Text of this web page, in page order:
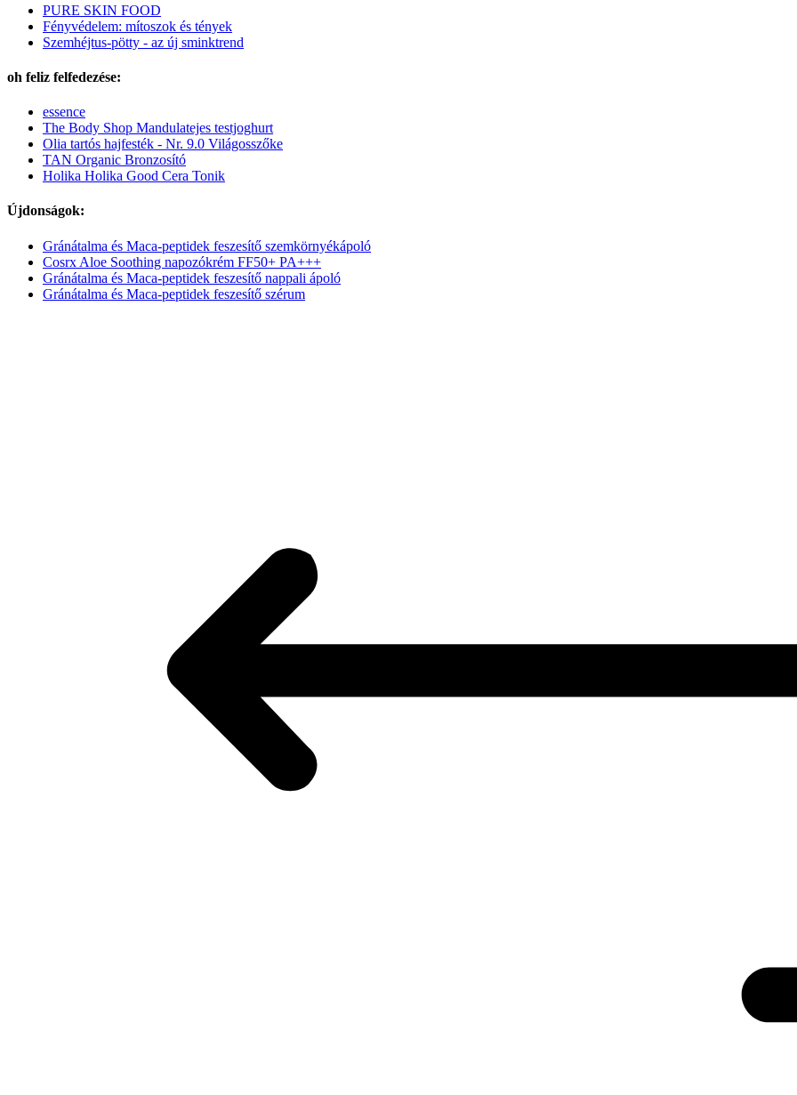
PURE SKIN FOOD
Fényvédelem: mítoszok és tények
Szemhéjtus-pötty - az új sminktrend
oh feliz felfedezése:
essence
The Body Shop Mandulatejes testjoghurt
Olia tartós hajfesték - Nr. 9.0 Világosszőke
TAN Organic Bronzosító
Holika Holika Good Cera Tonik
Újdonságok:
Gránátalma és Maca-peptidek feszesítő szemkörnyékápoló
Cosrx Aloe Soothing napozókrém FF50+ PA+++
Gránátalma és Maca-peptidek feszesítő nappali ápoló
Gránátalma és Maca-peptidek feszesítő szérum